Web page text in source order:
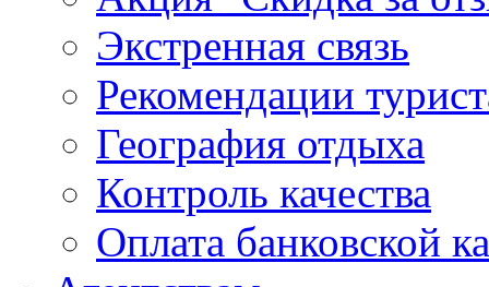
Экстренная связь
Рекомендации
География отдыха
Контроль качества
Оплата банковской